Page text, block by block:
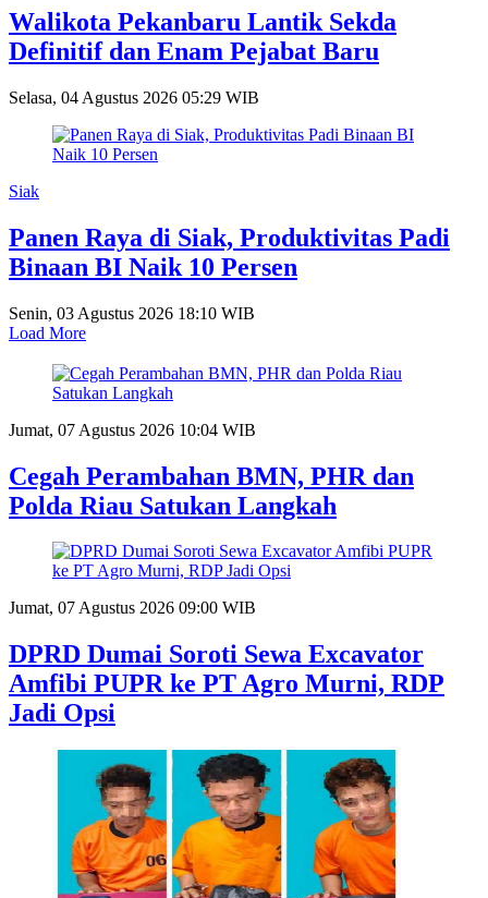
Walikota Pekanbaru Lantik Sekda
Definitif dan Enam Pejabat Baru
Selasa, 04 Agustus 2026 05:29 WIB
Siak
Panen Raya di Siak, Produktivitas Padi
Binaan BI Naik 10 Persen
Senin, 03 Agustus 2026 18:10 WIB
Load More
Jumat, 07 Agustus 2026 10:04 WIB
Cegah Perambahan BMN, PHR dan
Polda Riau Satukan Langkah
Jumat, 07 Agustus 2026 09:00 WIB
DPRD Dumai Soroti Sewa Excavator
Amfibi PUPR ke PT Agro Murni, RDP
Jadi Opsi